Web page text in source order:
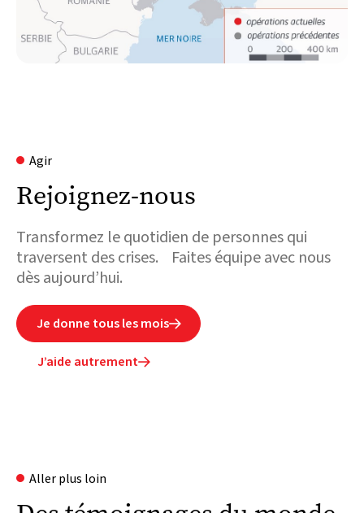
Agir
Rejoignez-nous
Transformez le quotidien de personnes qui
traversent des crises. Faites équipe avec nous
dès aujourd’hui.
Je donne tous les mois
J’aide autrement
Aller plus loin